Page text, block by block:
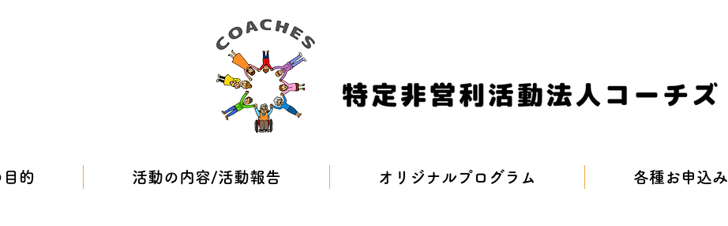
的 活動の内容/活動報告 オリジナルプログラム 各種お申込み